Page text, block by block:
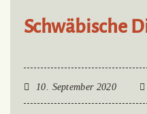
Schwäbische
10. September 2020